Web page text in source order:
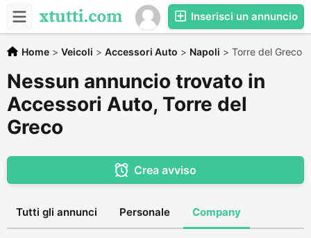
Inserisci un annuncio
Home > Veicoli > Accessori Auto > Napoli > Torre del Greco
Nessun annuncio trovato in
Accessori Auto, Torre del
Greco
Crea avviso
Tutti gli annunci Personale Company